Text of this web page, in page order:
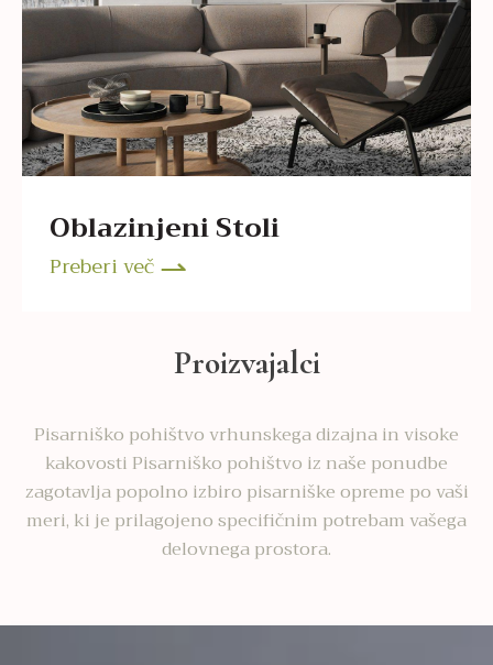
Oblazinjeni Stoli
Preberi več
Proizvajalci
Pisarniško pohištvo vrhunskega dizajna in visoke
kakovosti Pisarniško pohištvo iz naše ponudbe
zagotavlja popolno izbiro pisarniške opreme po vaši
meri, ki je prilagojeno specifičnim potrebam vašega
delovnega prostora.